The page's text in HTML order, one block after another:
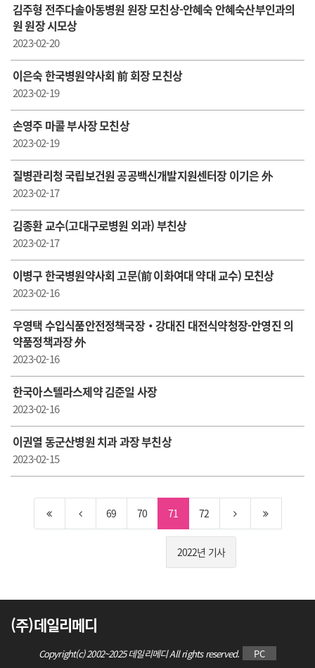
김주형 전주다솔아동병원 원장 모친상-안혜숙 안혜숙산부인과의
원 원장 시모상
2023-02-20
이은숙 한국병원약사회 前 회장 모친상
2023-02-19
손영주 마콜 부사장 모친상
2023-02-19
질병관리청 국립보건원 공공백신개발지원센터장 이기은 外
2023-02-17
김종환 교수(고대구로병원 외과) 부친상
2023-02-17
이병구 한국병원약사회 고문(前 이화여대 약대 교수) 모친상
2023-02-16
우영택 수입식품안전정책국장‧강대진 대전식약청장-안영진 의
약품정책과장 外
2023-02-16
한국아스텔라스제약 김준일 사장
2023-02-16
이권열 동군산병원 치과 과장 부친상
2023-02-15
69 70 71 72
2022년 기사
(주)데일리메디
Copyright(c) 2002~2025 데일리메디 All rights reserved. PC